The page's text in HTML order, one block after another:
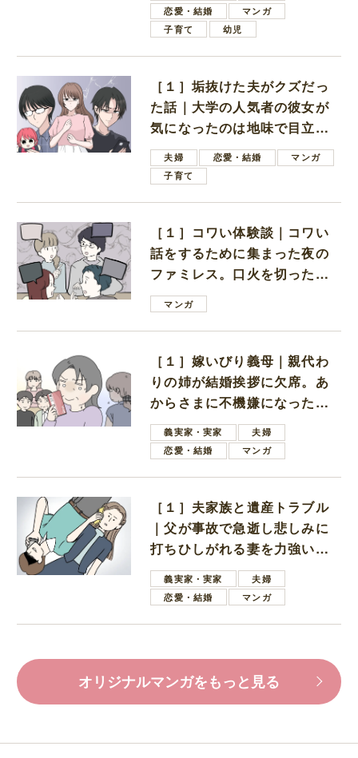
恋愛・結婚
マンガ
子育て
幼児
［１］垢抜けた夫がクズだっ
た話｜大学の人気者の彼女が
気になったのは地味で目立た
ない男子学生
夫婦 恋愛・結婚
マンガ
子育て
［１］コワい体験談｜コワい
話をするために集まった夜の
ファミレス。口火を切ったの
は電車好きの男の子ママ
マンガ
［１］嫁いびり義母｜親代わ
りの姉が結婚挨拶に欠席。あ
からさまに不機嫌になった義
母義実家・実家
夫婦
恋愛・結婚
マンガ
［１］夫家族と遺産トラブル
｜父が事故で急逝し悲しみに
打ちひしがれる妻を力強い言
葉で励ます夫
義実家・実家
夫婦
恋愛・結婚
マンガ
オリジナルマンガをもっと見る